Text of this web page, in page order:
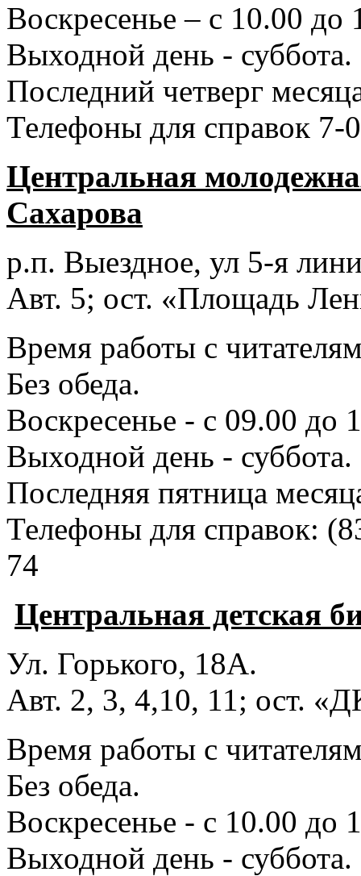
Воскресенье – с 10.00 до
Выходной день - суббота.
Последний четверг
Телефоны для справок 7-
Центральная
Сахарова
р.п. Выездное, ул 5-я
Авт. 5; ост. «Площадь
Время работы с
Без обеда.
Воскресенье - с 09.00 до
Выходной день - суббота.
Последняя пятница
Телефоны для справок:
74
Центральная детская
Ул. Горького, 18А.
Авт. 2, 3, 4,10, 11; ост.
Время работы с
Без обеда.
Воскресенье - с 10.00 до
Выходной день - суббота.